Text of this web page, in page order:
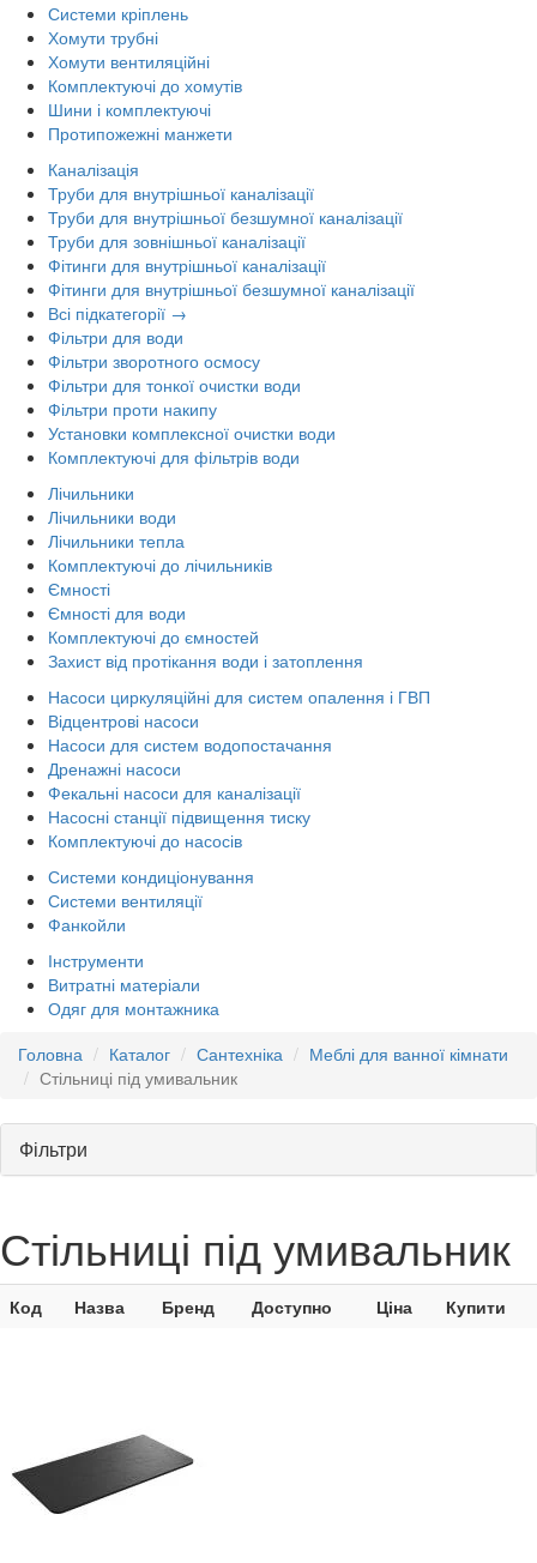
Системи кріплень
Хомути трубні
Хомути вентиляційні
Комплектуючі до хомутів
Шини і комплектуючі
Протипожежні манжети
Каналізація
Труби для внутрішньої каналізації
Труби для внутрішньої безшумної каналізації
Труби для зовнішньої каналізації
Фітинги для внутрішньої каналізації
Фітинги для внутрішньої безшумної каналізації
Всі підкатегорії →
Фільтри для води
Фільтри зворотного осмосу
Фільтри для тонкої очистки води
Фільтри проти накипу
Установки комплексної очистки води
Комплектуючі для фільтрів води
Лічильники
Лічильники води
Лічильники тепла
Комплектуючі до лічильників
Ємності
Ємності для води
Комплектуючі до ємностей
Захист від протікання води і затоплення
Насоси циркуляційні для систем опалення і ГВП
Відцентрові насоси
Насоси для систем водопостачання
Дренажні насоси
Фекальні насоси для каналізації
Насосні станції підвищення тиску
Комплектуючі до насосів
Системи кондиціонування
Системи вентиляції
Фанкойли
Інструменти
Витратні матеріали
Одяг для монтажника
Головна
Каталог Сантехніка
Меблі для ванної кімнати
Стільниці під умивальник
Фільтри
Стільниці під умивальник
Код Назва Бренд Доступно Ціна Купити